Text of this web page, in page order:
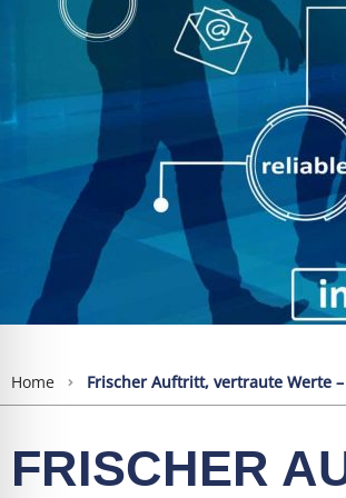
Home Frischer Auftritt, vertraute Werte
FRISCHER
Anfallsicherheit
freundlicher Modus
sicherer Modus